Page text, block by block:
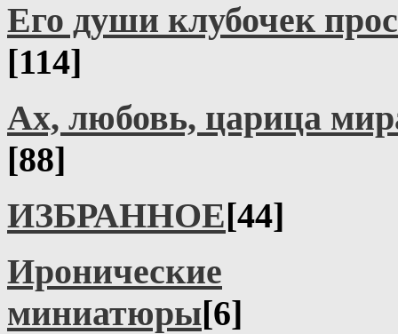
Его души клубочек
[114]
Ах, любовь, царица
[88]
ИЗБРАННОЕ[44]
Иронические
миниатюры[6]